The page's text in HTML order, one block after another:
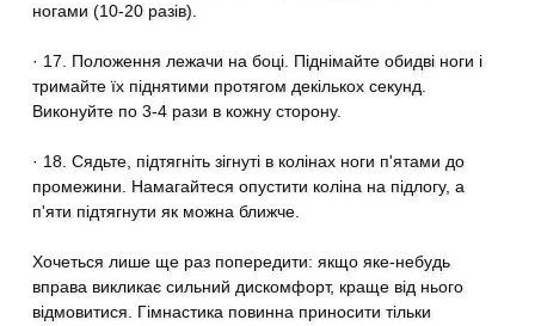
ногами (10-20 разів).
· 17. Положення лежачи на боці. Піднімайте обидві ноги і
тримайте їх піднятими протягом декількох секунд.
Виконуйте по 3-4 рази в кожну сторону.
· 18. Сядьте, підтягніть зігнуті в колінах ноги п'ятами до
промежини. Намагайтеся опустити коліна на підлогу, а
п'яти підтягнути як можна ближче.
Хочеться лише ще раз попередити: якщо яке-небудь
вправа викликає сильний дискомфорт, краще від нього
відмовитися. Гімнастика повинна приносити тільки